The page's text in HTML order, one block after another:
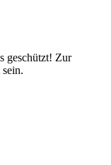
geschützt! Zur